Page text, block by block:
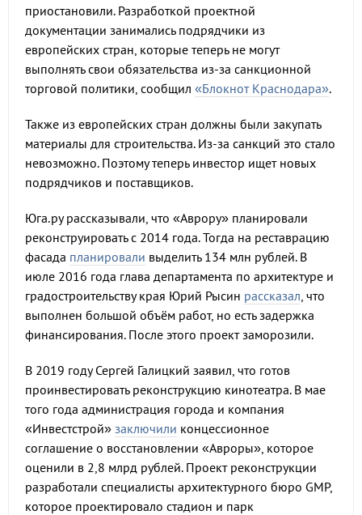
приостановили. Разработкой проектной
документации занимались подрядчики из
европейских стран, которые теперь не могут
выполнять свои обязательства из-за санкционной
торговой политики, сообщил «Блокнот Краснодара».
Также из европейских стран должны были закупать
материалы для строительства. Из-за санкций это стало
невозможно. Поэтому теперь инвестор ищет новых
подрядчиков и поставщиков.
Юга.ру рассказывали, что «Аврору» планировали
реконструировать с 2014 года. Тогда на реставрацию
фасада планировали выделить 134 млн рублей. В
июле 2016 года глава департамента по архитектуре и
градостроительству края Юрий Рысин рассказал, что
выполнен большой объём работ, но есть задержка
финансирования. После этого проект заморозили.
В 2019 году Сергей Галицкий заявил, что готов
проинвестировать реконструкцию кинотеатра. В мае
того года администрация города и компания
«Инвестстрой» заключили концессионное
соглашение о восстановлении «Авроры», которое
оценили в 2,8 млрд рублей. Проект реконструкции
разработали специалисты архитектурного бюро GMP,
которое проектировало стадион и парк